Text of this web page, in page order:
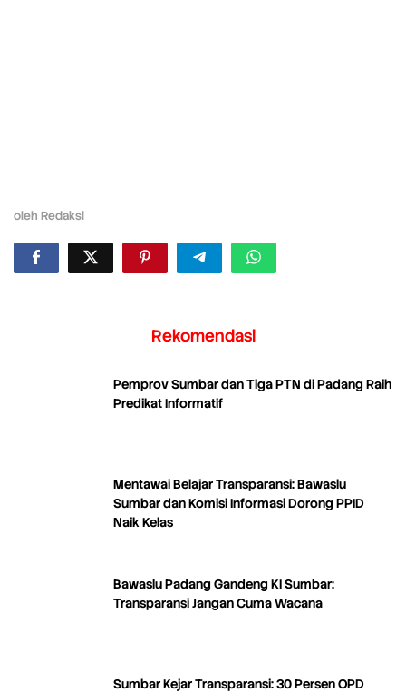
oleh Redaksi
Rekomendasi
Pemprov Sumbar dan Tiga PTN di Padang Raih
Predikat Informatif
Mentawai Belajar Transparansi: Bawaslu
Sumbar dan Komisi Informasi Dorong PPID
Naik Kelas
Bawaslu Padang Gandeng KI Sumbar:
Transparansi Jangan Cuma Wacana
Sumbar Kejar Transparansi: 30 Persen OPD